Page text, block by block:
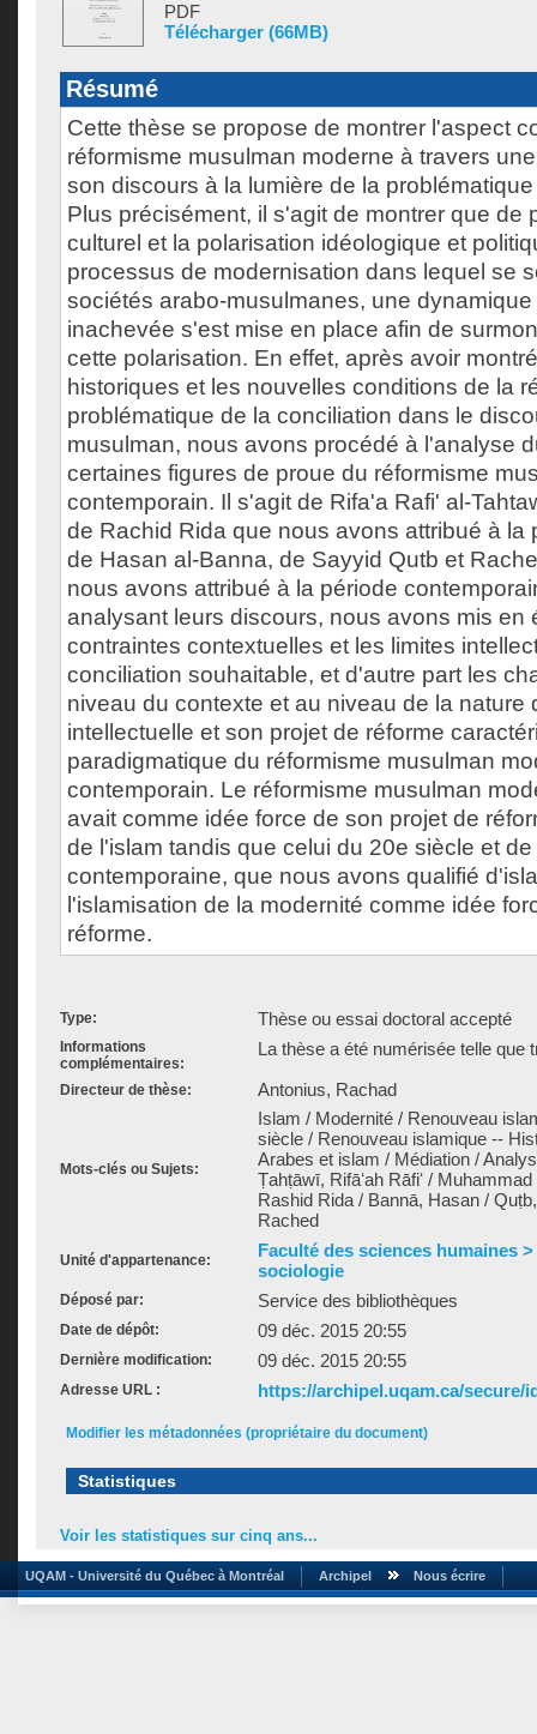
PDF
Télécharger (66MB)
Résumé
Cette thèse se propose de montrer l'aspect
réformisme musulman moderne à travers
son discours à la lumière de la
Plus précisément, il s'agit de montrer que de
culturel et la polarisation idéologique et
processus de modernisation dans lequel se
sociétés arabo-musulmanes, une
inachevée s'est mise en place afin de
cette polarisation. En effet, après avoir
historiques et les nouvelles conditions de la
problématique de la conciliation dans le
musulman, nous avons procédé à l'analyse
certaines figures de proue du réformisme
contemporain. Il s'agit de Rifa'a Rafi' al-
de Rachid Rida que nous avons attribué à la
de Hasan al-Banna, de Sayyid Qutb et
nous avons attribué à la période
analysant leurs discours, nous avons mis en
contraintes contextuelles et les limites
conciliation souhaitable, et d'autre part les
niveau du contexte et au niveau de la nature
intellectuelle et son projet de réforme
paradigmatique du réformisme musulman
contemporain. Le réformisme musulman
avait comme idée force de son projet de
de l'islam tandis que celui du 20e siècle et
contemporaine, que nous avons qualifié
l'islamisation de la modernité comme idée
réforme.
Type: Thèse ou essai doctoral accepté
Informations
complémentaires:
La thèse a été numérisée telle que
Directeur de thèse: Antonius, Rachad
Mots-clés ou Sujets:
Islam / Modernité / Renouveau
siècle / Renouveau islamique --
Arabes et islam / Médiation /
Ṭahṭāwī, Rifāʻah Rāfiʻ /
Rashid Rida / Bannā, Hasan /
Rached
Unité d'appartenance:
Faculté des sciences humaines
sociologie
Déposé par: Service des bibliothèques
Date de dépôt: 09 déc. 2015 20:55
Dernière modification: 09 déc. 2015 20:55
Adresse URL : https://archipel.uqam.ca/secure/
Modifier les métadonnées (propriétaire du document)
Statistiques
Voir les statistiques sur cinq ans...
UQAM - Université du Québec à Montréal Archipel Nous écrire